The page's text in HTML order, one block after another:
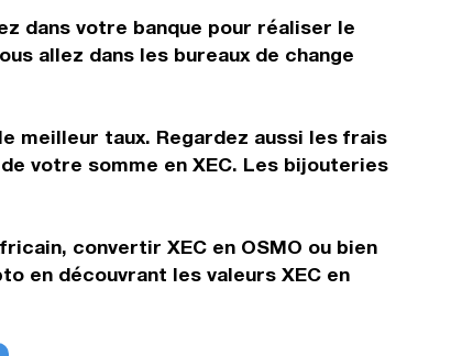
dans votre banque pour réaliser le
allez dans les bureaux de change
meilleur taux. Regardez aussi les frais
votre somme en XEC. Les bijouteries
convertir XEC en OSMO ou bien
en découvrant les valeurs XEC en